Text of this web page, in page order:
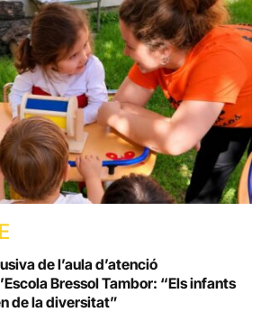
de l’aula d’atenció
Bressol Tambor: “Els infants
de la diversitat”